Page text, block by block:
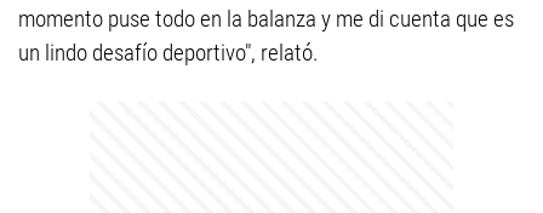
momento puse todo en la balanza y me di cuenta que es
un lindo desafío deportivo", relató.